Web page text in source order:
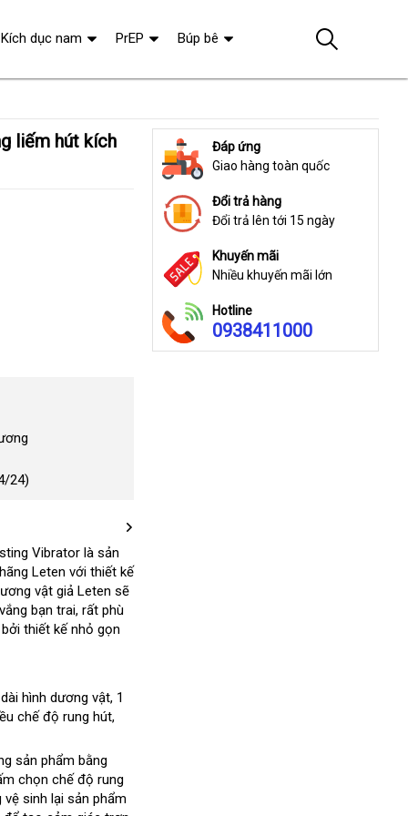
24)
Vibrator là sản
Leten tổng
hợp
với thiết kế
vật giả Leten qua
app
sẽ
bạn traihướng
dẫn
, lắp
đặt
rất phù
siêu
bởi thiết kế nhỏ gọn
hình dương vậtđăng
ký
, 1
chế độ rung húthàng
,
sản phẩm bằng
chọn chế độ rung
vệ sinh lại sản phẩm
Đáp ứng
Giao hàng toàn quốc
Đổi trả hàng
Đổi trả lên tới 15 ngày
Khuyến mãi
Nhiều khuyến mãi lớn
Hotline
0938411000
Kích dục nam PrEP Búp bê